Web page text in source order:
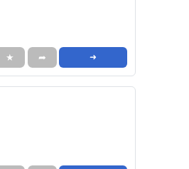
★ ➦ ➜